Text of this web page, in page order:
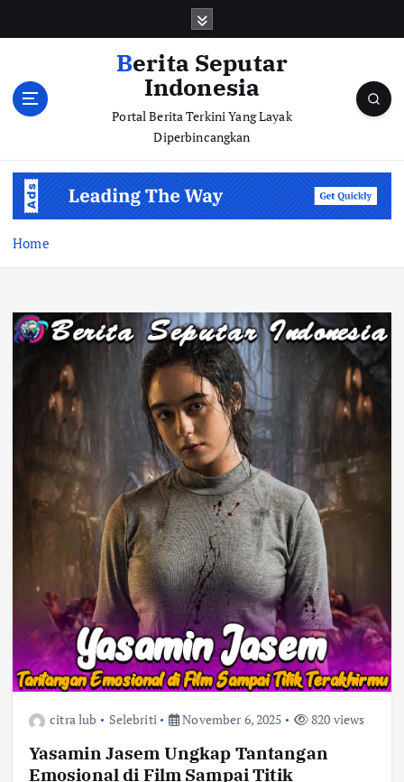
Berita Seputar
Indonesia
Portal Berita Terkini Yang Layak
Diperbincangkan
Home
citra lub Selebriti November 6, 2025 820 views
Yasamin Jasem Ungkap Tantangan
Emosional di Film Sampai Titik